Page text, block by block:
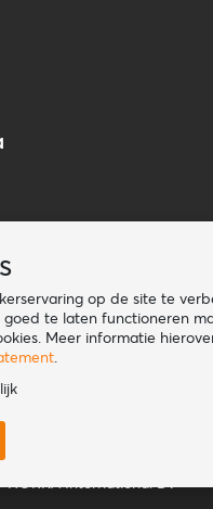
op de site te
te laten functioneren
Meer informatie
.
HORKA International BV